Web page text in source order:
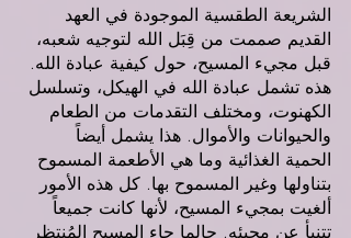
الشريعة الطقسية الموجودة في العهد
القديم صممت من قِبَل الله لتوجيه شعبه،
قبل مجيء المسيح، حول كيفية عبادة الله.
هذه تشمل عبادة الله في الهيكل، وتسلسل
الكهنوت، ومختلف التقدمات من الطعام
والحيوانات والأموال. هذا يشمل أيضاً
الحمية الغذائية وما هي الأطعمة المسموح
بتناولها وغير المسموح بها. كل هذه الأمور
ألغيت بمجيء المسيح، لأنها كانت جميعاً
تتنبأ عن مجيئه. حالما جاء المسيح المُنتظر